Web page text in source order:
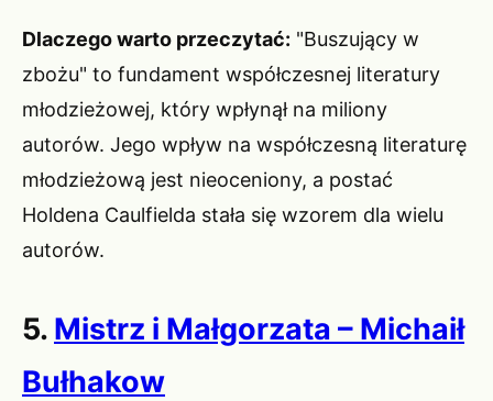
Dlaczego warto przeczytać: "Buszujący w
zbożu" to fundament współczesnej literatury
młodzieżowej, który wpłynął na miliony
autorów. Jego wpływ na współczesną literaturę
młodzieżową jest nieoceniony, a postać
Holdena Caulfielda stała się wzorem dla wielu
autorów.
5. Mistrz i Małgorzata – Michaił
Bułhakow